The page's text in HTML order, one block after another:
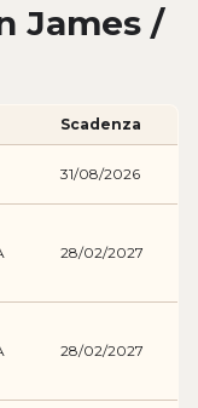
James /
Scadenza
31/08/2026
28/02/2027
28/02/2027